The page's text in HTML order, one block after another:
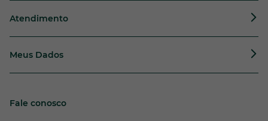
Atendimento
Meus Dados
Fale conosco